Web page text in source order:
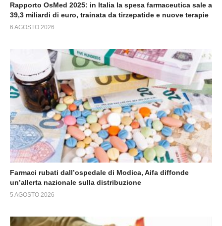
Rapporto OsMed 2025: in Italia la spesa farmaceutica sale a
39,3 miliardi di euro, trainata da tirzepatide e nuove terapie
6 AGOSTO 2026
Farmaci rubati dall’ospedale di Modica, Aifa diffonde
un’allerta nazionale sulla distribuzione
5 AGOSTO 2026